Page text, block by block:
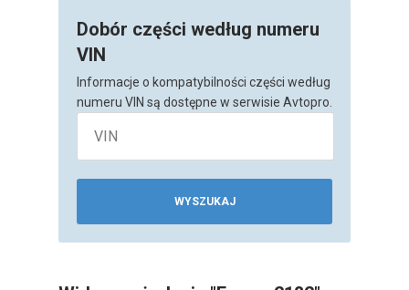
Dobór części według numeru
VIN
Informacje o kompatybilności części według
numeru VIN są dostępne w serwisie Avtopro.
WYSZUKAJ